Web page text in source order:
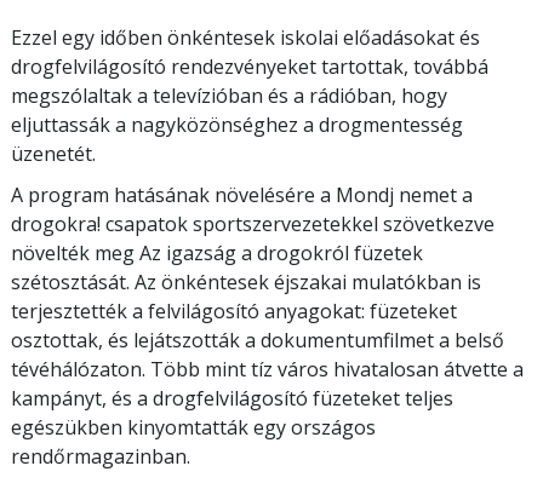
Ezzel egy időben önkéntesek iskolai előadásokat és
drogfelvilágosító rendezvényeket tartottak, továbbá
megszólaltak a televízióban és a rádióban, hogy
eljuttassák a nagyközönséghez a drogmentesség
üzenetét.
A program hatásának növelésére a Mondj nemet a
drogokra! csapatok sportszervezetekkel szövetkezve
növelték meg Az igazság a drogokról füzetek
szétosztását. Az önkéntesek éjszakai mulatókban is
terjesztették a felvilágosító anyagokat: füzeteket
osztottak, és lejátszották a dokumentumfilmet a belső
tévéhálózaton. Több mint tíz város hivatalosan átvette a
kampányt, és a drogfelvilágosító füzeteket teljes
egészükben kinyomtatták egy országos
rendőrmagazinban.